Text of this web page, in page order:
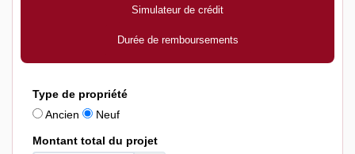
Simulateur de crédit
Durée de remboursements